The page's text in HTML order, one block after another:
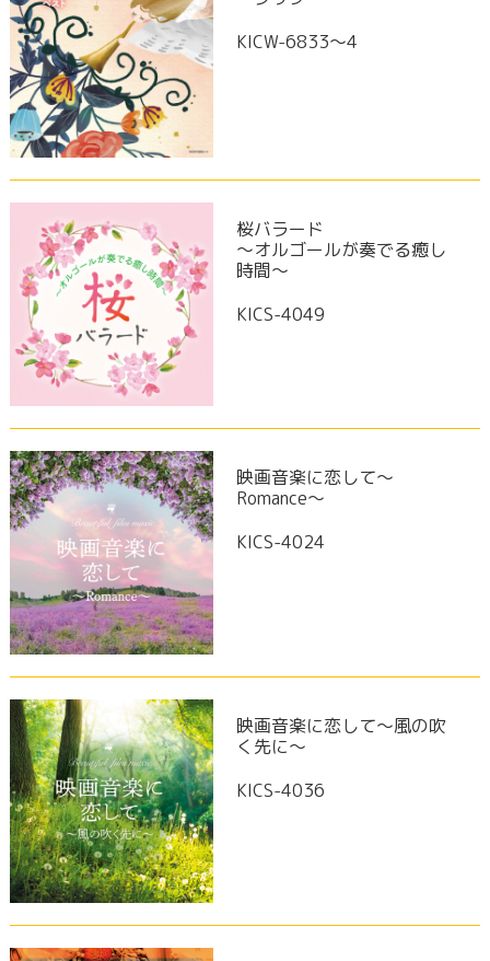
KICW-6833～4
桜バラード
～オルゴールが奏でる癒し
時間～
KICS-4049
映画音楽に恋して～
Romance～
KICS-4024
映画音楽に恋して～風の吹
く先に～
KICS-4036